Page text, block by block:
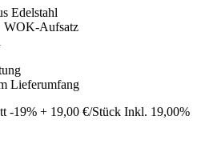
Edelstahl
WOK-Aufsatz
Lieferumfang
-19% + 19,00 €/Stück Inkl. 19,00%